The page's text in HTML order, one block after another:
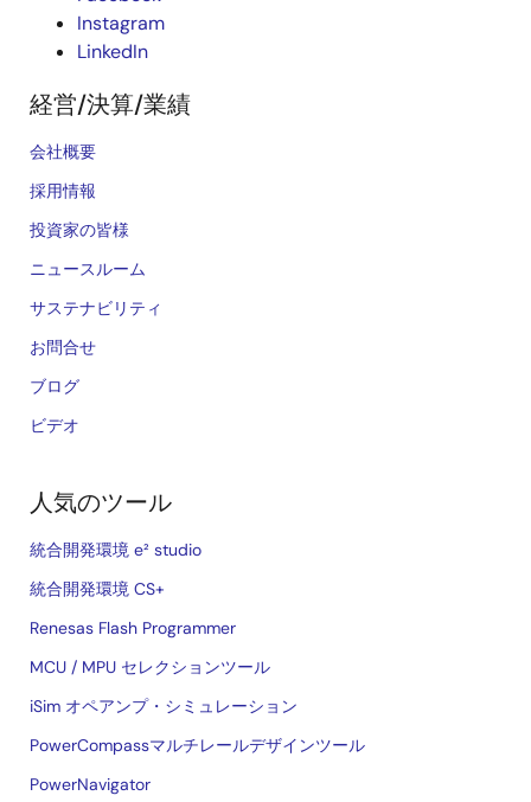
Instagram
LinkedIn
経営/決算/業績
会社概要
採用情報
投資家の皆様
ニュースルーム
サステナビリティ
お問合せ
ブログ
ビデオ
人気のツール
統合開発環境 e² studio
統合開発環境 CS+
Renesas Flash Programmer
MCU / MPU セレクションツール
iSim オペアンプ・シミュレーション
PowerCompassマルチレールデザインツール
PowerNavigator